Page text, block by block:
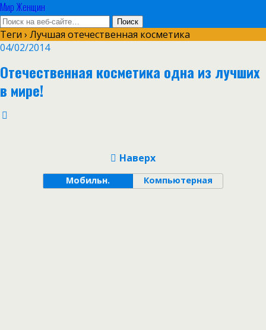
Мир Женщин
Теги › Лучшая отечественная косметика
04/02/2014
Отечественная косметика одна из лучших
в мире!
Наверх
Мобильн. Компьютерная